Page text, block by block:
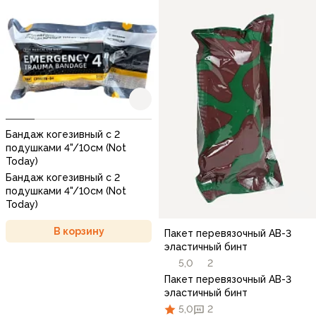
Бандаж когезивный с 2
подушками 4"/10см (Not
Today)
Бандаж когезивный с 2
подушками 4"/10см (Not
Today)
В корзину
Пакет перевязочный АВ-3
эластичный бинт
5,0
2
Пакет перевязочный АВ-3
эластичный бинт
5,0
2